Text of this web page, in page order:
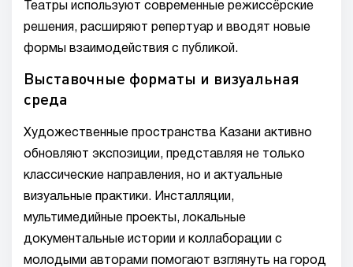
Театры используют современные режиссёрские
решения, расширяют репертуар и вводят новые
формы взаимодействия с публикой.
Выставочные форматы и визуальная
среда
Художественные пространства Казани активно
обновляют экспозиции, представляя не только
классические направления, но и актуальные
визуальные практики. Инсталляции,
мультимедийные проекты, локальные
документальные истории и коллаборации с
молодыми авторами помогают взглянуть на город